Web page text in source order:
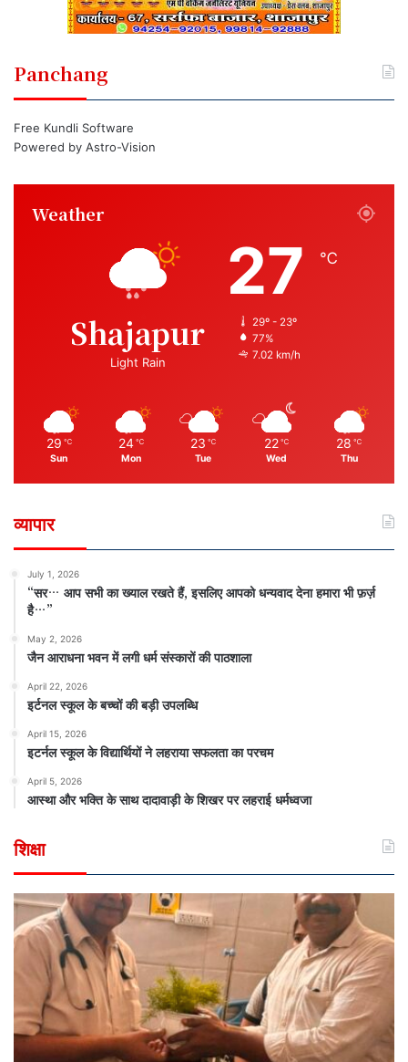
Panchang
Free Kundli Software
Powered by Astro-Vision
Weather
Shajapur
Light Rain
27 ℃
29º - 23º
77%
7.02 km/h
29 ℃
Sun
24 ℃
Mon
23 ℃
Tue
22 ℃
Wed
28 ℃
Thu
व्यापार
July 1, 2026
“सर… आप सभी का ख्याल रखते हैं, इसलिए आपको धन्यवाद देना हमारा भी फ़र्ज़
है…”
May 2, 2026
जैन आराधना भवन में लगी धर्म संस्कारों की पाठशाला
April 22, 2026
इर्टनल स्कूल के बच्चों की बड़ी उपलब्धि
April 15, 2026
इटर्नल स्कूल के विद्यार्थियों ने लहराया सफलता का परचम
April 5, 2026
आस्था और भक्ति के साथ दादावाड़ी के शिखर पर लहराई धर्मध्वजा
शिक्षा